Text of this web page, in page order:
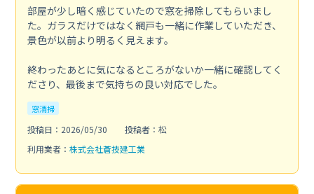
部屋が少し暗く感じていたので窓を掃除してもらいまし
た。ガラスだけではなく網戸も一緒に作業していただき、
景色が以前より明るく見えます。
終わったあとに気になるところがないか一緒に確認してく
ださり、最後まで気持ちの良い対応でした。
窓清掃
投稿日：2026/05/30
投稿者：松
利用業者： 株式会社蒼技建工業